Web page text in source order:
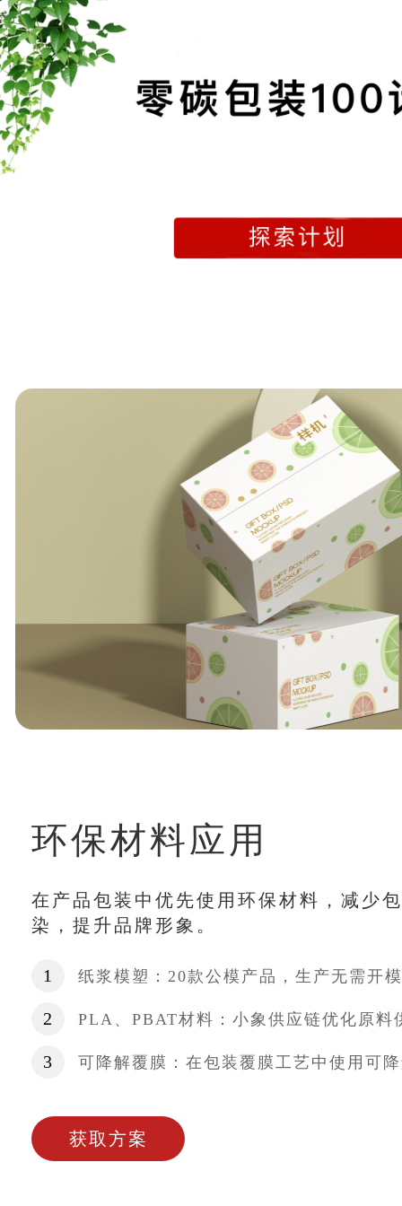
环保材料应用
在产品包装中优先使用环保材料，减少
染，提升品牌形象。
1 纸浆模塑：20款公模产品，生产无需开
2 PLA、PBAT材料：小象供应链优化原料
3 可降解覆膜：在包装覆膜工艺中使用可
获取方案